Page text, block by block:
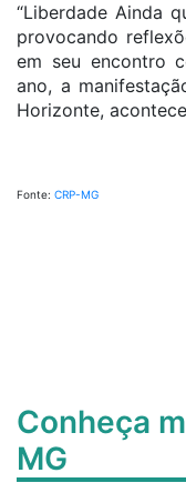
“Liberdade Ainda
provocando
em seu encontro
ano, a
Horizonte,
Fonte: CRP-MG
Conheça
MG